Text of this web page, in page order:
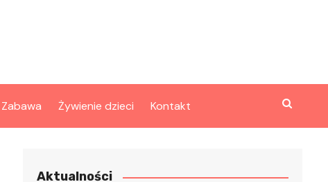
Zabawa Żywienie dzieci Kontakt
Aktualności